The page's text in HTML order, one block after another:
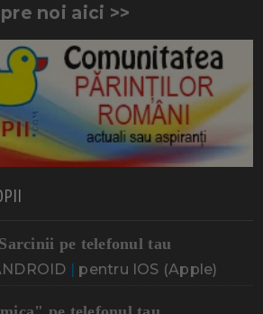
noi aici >>
pe telefonul tau
| pentru IOS (Apple)